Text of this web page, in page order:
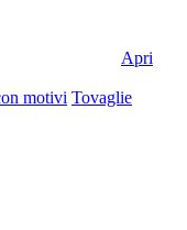
Apri
motivi Tovaglie